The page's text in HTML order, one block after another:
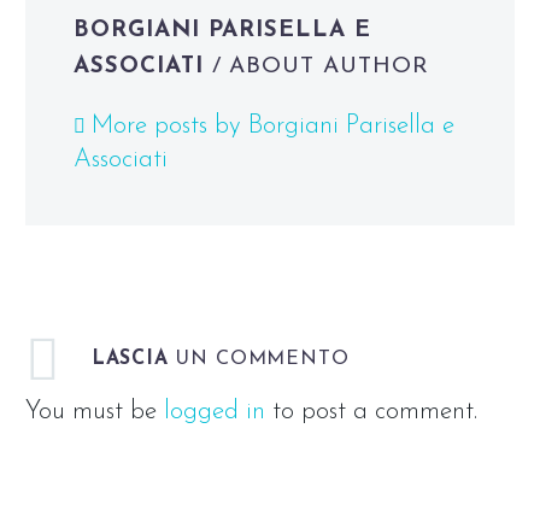
BORGIANI PARISELLA E
ASSOCIATI / ABOUT AUTHOR
More posts by Borgiani Parisella e
Associati
LASCIA UN COMMENTO
You must be logged in to post a comment.